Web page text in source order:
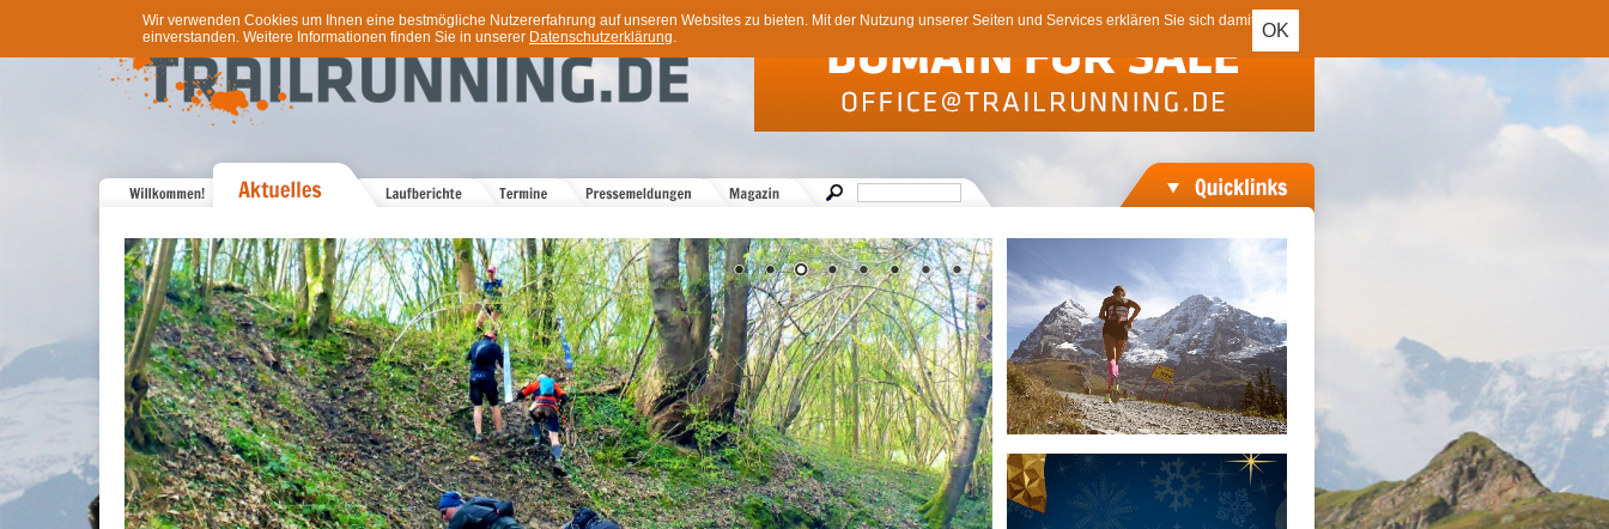
OK
Wir verwenden Cookies um Ihnen eine bestmögliche Nutzererfahrung auf unseren Websites zu bieten. Mit der Nutzung unserer Seiten und Services erklären Sie sich damit
einverstanden. Weitere Informationen finden Sie in unserer Datenschutzerklärung.